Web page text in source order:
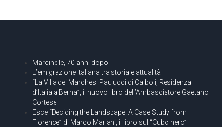
Marcinelle, 70 anni dopo
L’emigrazione italiana tra storia e attualità
“La Villa dei Marchesi Paulucci di Calboli, Residenza
d’Italia a Berna”, il nuovo libro dell’Ambasciatore Gaetano
Cortese
Esce “Deciding the Landscape. A Case Study from
Florence” di Marco Mariani, il libro sul “Cubo nero”